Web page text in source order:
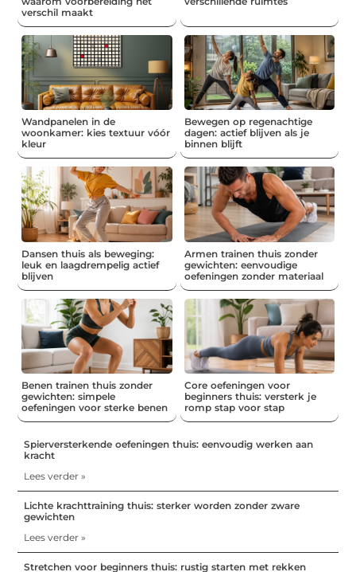
verschil maakt
Wandpanelen in de
woonkamer: kies textuur vóór
kleur
Bewegen op regenachtige
dagen: actief blijven als je
binnen blijft
Dansen thuis als beweging:
leuk en laagdrempelig actief
blijven
Armen trainen thuis zonder
gewichten: eenvoudige
oefeningen zonder materiaal
Benen trainen thuis zonder
gewichten: simpele
oefeningen voor sterke benen
Core oefeningen voor
beginners thuis: versterk je
romp stap voor stap
Spierversterkende oefeningen thuis: eenvoudig werken aan
kracht
Lees verder »
Lichte krachttraining thuis: sterker worden zonder zware
gewichten
Lees verder »
Stretchen voor beginners thuis: rustig starten met rekken